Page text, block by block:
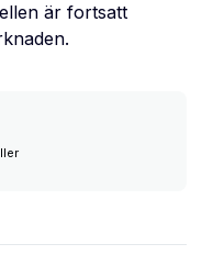
är fortsatt